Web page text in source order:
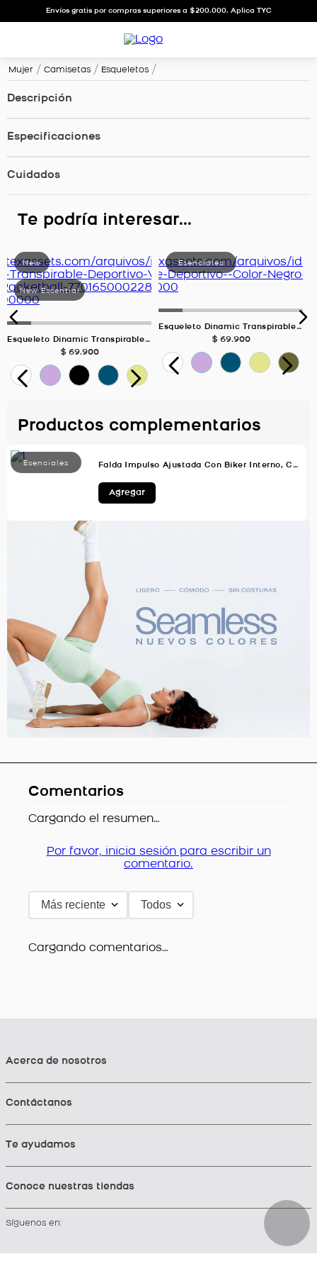
Envíos gratis por compras superiores a $200.000. Aplica TYC
Mujer Camisetas Esqueletos
Descripción
Especificaciones
Cuidados
Te podría interesar...
Esqueleto Dinamic Transpirable Deportivo, Color VERDE MUSGO Para Mujer
$ 69.900
Esqueleto Dinamic Transpirable Deportivo, Color Negro Para Mujer
$ 69.900
Productos complementarios
Falda Impulso Ajustada Con Biker Interno, Color Uva Para Mujer
Agregar
Comentarios
Cargando el resumen…
Por favor, inicia sesión para escribir un
comentario.
Más reciente Todos
Cargando comentarios…
Acerca de nosotros
Contáctanos
Te ayudamos
Conoce nuestras tiendas
Síguenos en: